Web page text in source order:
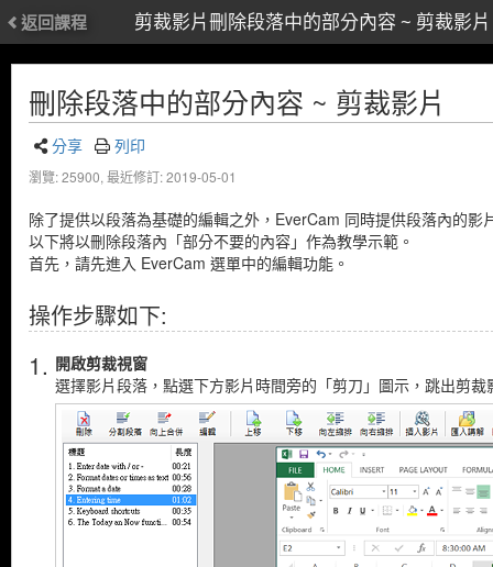
返回課程 剪裁影片刪除段落中的部分內容 ~ 剪裁影片